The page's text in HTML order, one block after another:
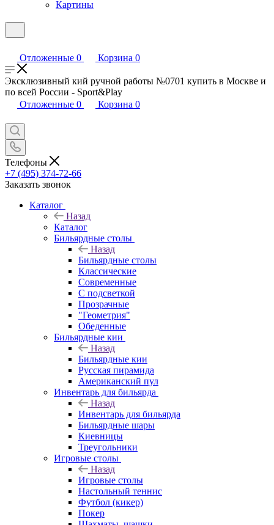
Картины
Отложенные 0 Корзина 0
Эксклюзивный кий ручной работы №0701 купить в Москве и
по всей России - Sport&Play
Отложенные 0 Корзина 0
Телефоны
+7 (495) 374-72-66
Заказать звонок
Каталог
Назад
Каталог
Бильярдные столы
Назад
Бильярдные столы
Классические
Современные
С подсветкой
Прозрачные
"Геометрия"
Обеденные
Бильярдные кии
Назад
Бильярдные кии
Русская пирамида
Американский пул
Инвентарь для бильярда
Назад
Инвентарь для бильярда
Бильярдные шары
Киевницы
Треугольники
Игровые столы
Назад
Игровые столы
Настольный теннис
Футбол (кикер)
Покер